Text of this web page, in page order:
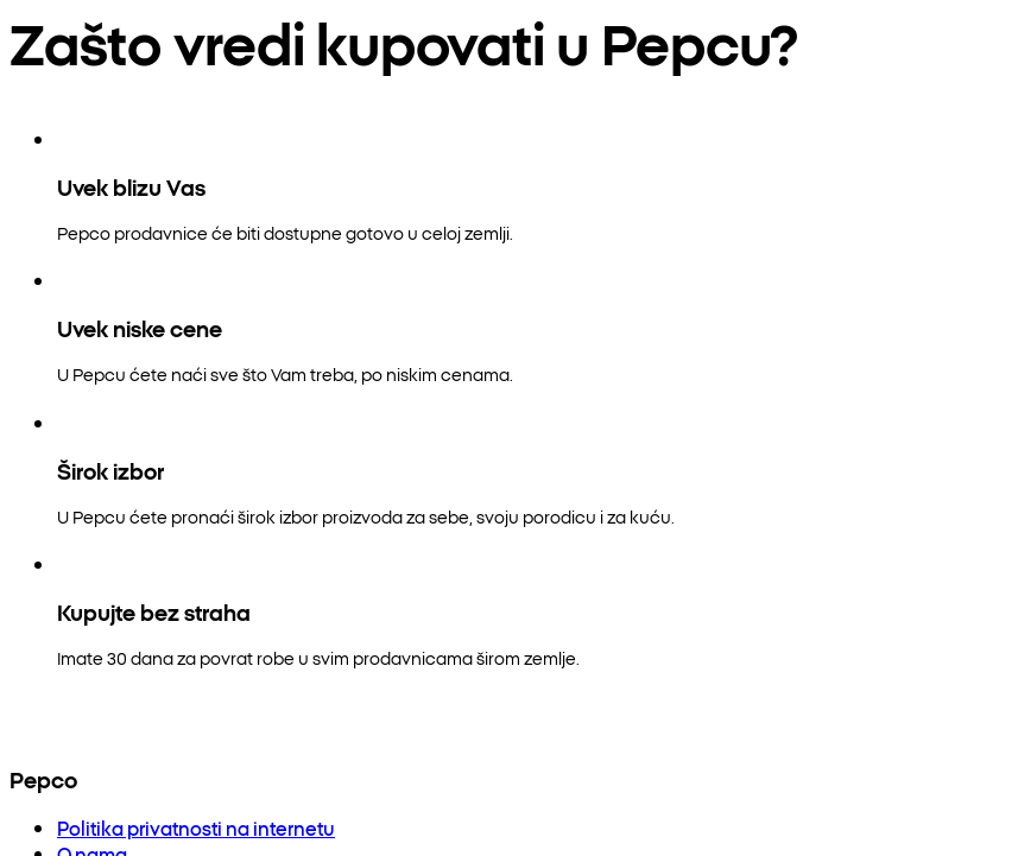
Zašto vredi kupovati u Pepcu?
Uvek blizu Vas
Pepco prodavnice će biti dostupne gotovo u celoj zemlji.
Uvek niske cene
U Pepcu ćete naći sve što Vam treba, po niskim cenama.
Širok izbor
U Pepcu ćete pronaći širok izbor proizvoda za sebe, svoju porodicu i za kuću.
Kupujte bez straha
Imate 30 dana za povrat robe u svim prodavnicama širom zemlje.
Pepco
Politika privatnosti na internetu